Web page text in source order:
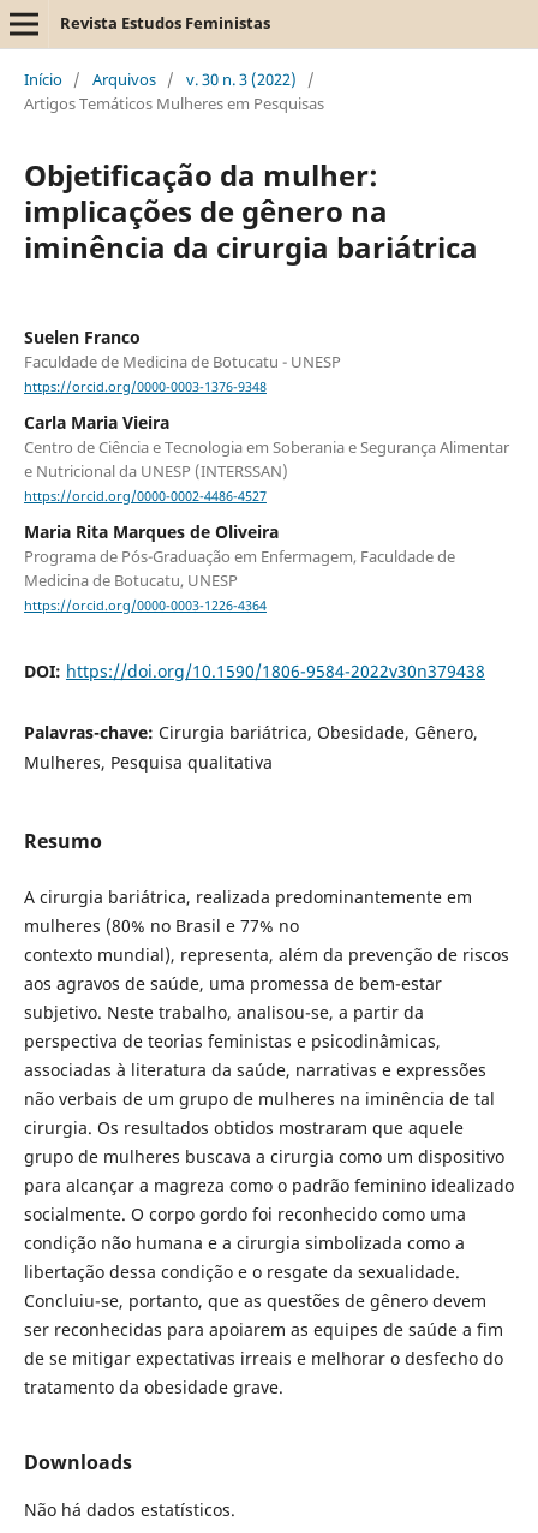
Revista Estudos Feministas
Início / Arquivos / v. 30 n. 3 (2022)
/
Artigos Temáticos Mulheres em Pesquisas
Objetificação da mulher:
implicações de gênero na
iminência da cirurgia bariátrica
Suelen Franco
Faculdade de Medicina de Botucatu - UNESP
https://orcid.org/0000-0003-1376-9348
Carla Maria Vieira
Centro de Ciência e Tecnologia em Soberania e Segurança Alimentar
e Nutricional da UNESP (INTERSSAN)
https://orcid.org/0000-0002-4486-4527
Maria Rita Marques de Oliveira
Programa de Pós-Graduação em Enfermagem, Faculdade de
Medicina de Botucatu, UNESP
https://orcid.org/0000-0003-1226-4364
DOI: https://doi.org/10.1590/1806-9584-2022v30n379438
Palavras-chave: Cirurgia bariátrica, Obesidade, Gênero,
Mulheres, Pesquisa qualitativa
Resumo
A cirurgia bariátrica, realizada predominantemente em
mulheres (80% no Brasil e 77% no
contexto mundial), representa, além da prevenção de riscos
aos agravos de saúde, uma promessa de bem-estar
subjetivo. Neste trabalho, analisou-se, a partir da
perspectiva de teorias feministas e psicodinâmicas,
associadas à literatura da saúde, narrativas e expressões
não verbais de um grupo de mulheres na iminência de tal
cirurgia. Os resultados obtidos mostraram que aquele
grupo de mulheres buscava a cirurgia como um dispositivo
para alcançar a magreza como o padrão feminino idealizado
socialmente. O corpo gordo foi reconhecido como uma
condição não humana e a cirurgia simbolizada como a
libertação dessa condição e o resgate da sexualidade.
Concluiu-se, portanto, que as questões de gênero devem
ser reconhecidas para apoiarem as equipes de saúde a fim
de se mitigar expectativas irreais e melhorar o desfecho do
tratamento da obesidade grave.
Downloads
Não há dados estatísticos.